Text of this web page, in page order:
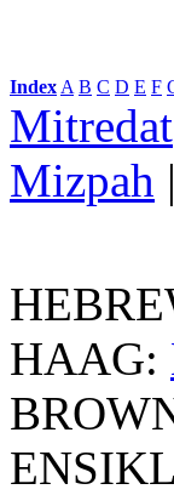
Index: A B C D E F
Mitredat
Mizpah |
HAAG: